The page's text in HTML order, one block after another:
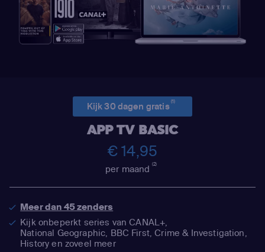
Kijk 30 dagen gratis(1)
APP TV BASIC
€ 14,95
per maand(2)
Meer dan 45 zenders
Kijk onbeperkt series van CANAL+,
National Geographic, BBC First, Crime & Investigation,
History en zoveel meer